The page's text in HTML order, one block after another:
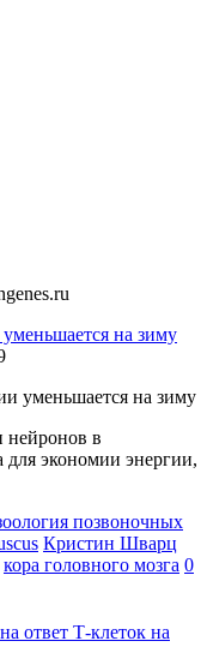
на зиму
нейронов в
для экономии энергии,
позвоночных
Кристин Шварц
кора головного мозга 0
ответ Т-клеток на